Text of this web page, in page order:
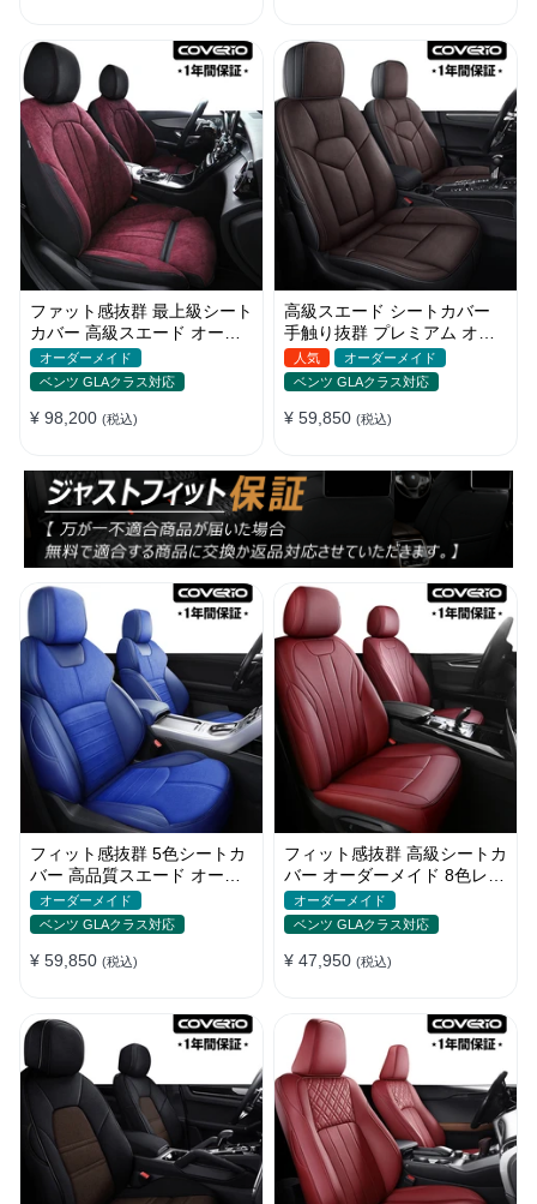
ファット感抜群 最上級シート
カバー 高級スエード オーダ
ーメイド防水仕様 全席セット
オーダーメイド
ベンツ GLAクラス対応
¥ 98,200 (税込)
高級スエード シートカバー
手触り抜群 プレミアム オー
ダーメイド 防水防汚 全席セ
ット
人気
オーダーメイド
ベンツ GLAクラス対応
¥ 59,850 (税込)
フィット感抜群 5色シートカ
バー 高品質スエード オーダ
ーメイド 防汚防水 耐久性
オーダーメイド
ベンツ GLAクラス対応
¥ 59,850 (税込)
フィット感抜群 高級シートカ
バー オーダーメイド 8色レザ
ー 撥水・防水加工 全席セッ
ト
オーダーメイド
ベンツ GLAクラス対応
¥ 47,950 (税込)